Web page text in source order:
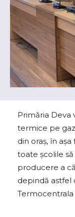
Primăria Deva
termice pe
din oraş, în
toate şcolile
producere a
depindă astfel
Termocentrala